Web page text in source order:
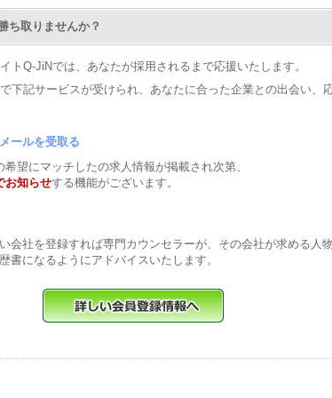
ち取りませんか？
トQ-JiNでは、あなたが採用されるまで応援いたします。
下記サービスが受けられ、あなたに合った企業との出会い、
ールを受取る
望にマッチしたの求人情報が掲載され次第、
お知らせする機能がございます。
会社を登録すれば専門カウンセラーが、その会社が求める人
書になるようにアドバイスいたします。